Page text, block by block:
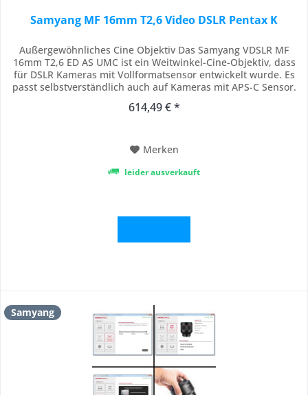
Samyang MF 16mm T2,6 Video DSLR Pentax K
Außergewöhnliches Cine Objektiv Das Samyang VDSLR MF
16mm T2,6 ED AS UMC ist ein Weitwinkel-Cine-Objektiv, dass
für DSLR Kameras mit Vollformatsensor entwickelt wurde. Es
passt selbstverständlich auch auf Kameras mit APS-C Sensor.
Weitwinkelobjektive von Samyang widerspiegelt, wird von
614,49 € *
Merken
leider ausverkauft
Samyang